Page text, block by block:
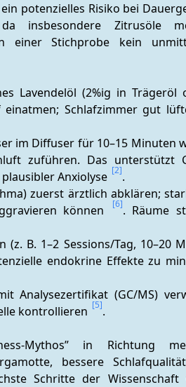
insbesondere Zitrusöle
einer Stichprobe kein
Lavendelöl (2%ig in Trägeröl
Schlafzimmer gut
im Diffuser für 10–15 Minuten
zuführen. Das unterstützt
Anxiolyse [2].
zuerst ärztlich abklären;
können
[6]. Räume
B. 1–2 Sessions/Tag, 10–20
Analysezertifikat (GC/MS)
kontrollieren [5].
Mythos” in Richtung
bessere
Schritte der Wissenschaft